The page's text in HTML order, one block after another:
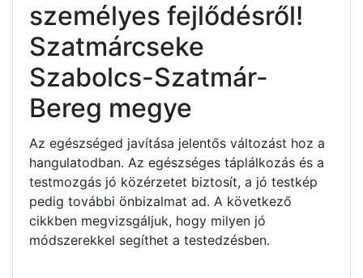
személyes fejlődésről!
Szatmárcseke
Szabolcs-Szatmár-
Bereg megye
Az egészséged javítása jelentős változást hoz a
hangulatodban. Az egészséges táplálkozás és a
testmozgás jó közérzetet biztosít, a jó testkép
pedig további önbizalmat ad. A következő
cikkben megvizsgáljuk, hogy milyen jó
módszerekkel segíthet a testedzésben.